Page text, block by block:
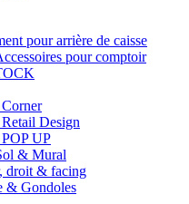
pour arrière de caisse
pour comptoir
Design
UP
& Mural
droit & facing
& Gondoles